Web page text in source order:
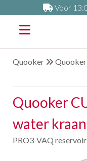
Voor
Quooker
Quooker
water
PRO3-VAQ